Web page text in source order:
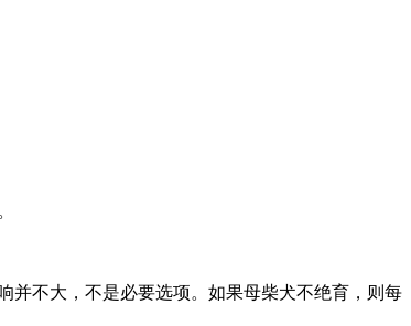
并不大，不是必要选项。如果母柴犬不绝育，则每